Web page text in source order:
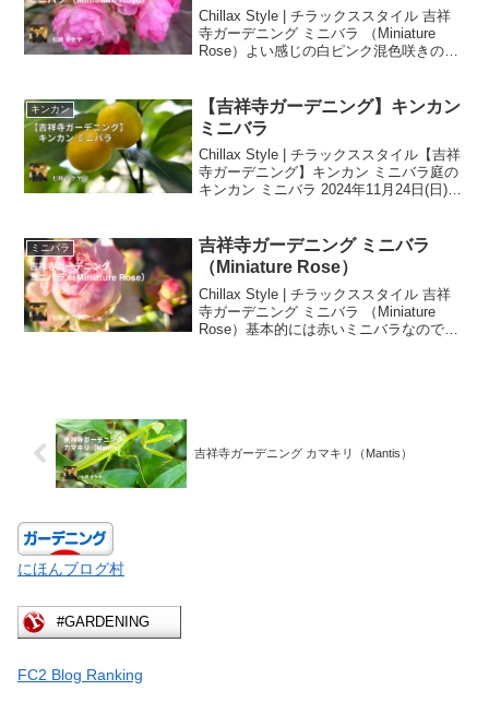
が、適切な管理を行えば、数十年という
長期間にわたって楽しむことができる多
年生植物です。庭のミニバラ 2025年1月
Chillax Style | チラックススタイル 吉祥
寺ガーデニング ミニバラ （Miniature
Rose）よい感じの白ピンク混色咲きのミ
よく栽培されているミニバラには意外な
エピソードがあります。1. 寿命は意外と
長い「すぐに枯れてしまう」イメージが
あるかもしれませんが、適切な管理を行
えば、数十年という長期間にわたって楽
しむことができる多年生植物です。庭の
キンカン
【吉祥寺ガーデニング】キンカン
ミニバラ
Chillax Style | チラックススタイル【吉祥
寺ガーデニング】キンカン ミニバラ庭の
キンカン ミニバラ 2024年11月24日(日)キ
月下旬頃になると、緑色だった実が黄色
に色づいてきて季節を感じさせます。実
が本格的に生長する晩秋の時期のキンカ
ン11月作業は、追肥して木に栄養を補給
する事です。油カス、ぼかし、牡蠣殻、
刈った雑草を埋め込んで有機肥料の追肥
ミニバラ
吉祥寺ガーデニング ミニバラ
（Miniature Rose）
Chillax Style | チラックススタイル 吉祥
寺ガーデニング ミニバラ （Miniature
Rose）基本的には赤いミニバラなのです
吉祥寺ガーデニング カマキリ（Mantis）
にほんブログ村
FC2 Blog Ranking